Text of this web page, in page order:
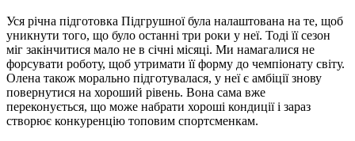
Уся річна підготовка Підгрушної була налаштована на те, щоб
уникнути того, що було останні три роки у неї. Тоді її сезон
міг закінчитися мало не в січні місяці. Ми намагалися не
форсувати роботу, щоб утримати її форму до чемпіонату світу.
Олена також морально підготувалася, у неї є амбіції знову
повернутися на хороший рівень. Вона сама вже
переконується, що може набрати хороші кондиції і зараз
створює конкуренцію топовим спортсменкам.